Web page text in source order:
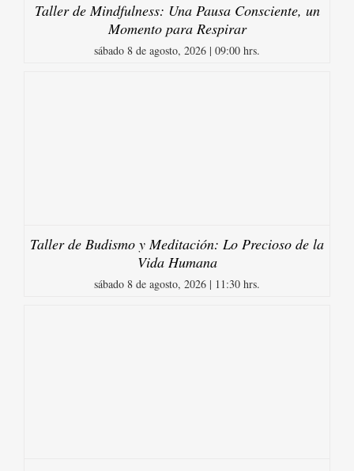
Taller de Mindfulness: Una Pausa Consciente, un
Momento para Respirar
sábado 8 de agosto, 2026 | 09:00 hrs.
Taller de Budismo y Meditación: Lo Precioso de la
Vida Humana
sábado 8 de agosto, 2026 | 11:30 hrs.